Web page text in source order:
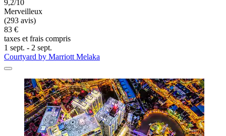
9,2/10
Merveilleux
(293 avis)
83 €
taxes et frais compris
1 sept. - 2 sept.
Courtyard by Marriott Melaka